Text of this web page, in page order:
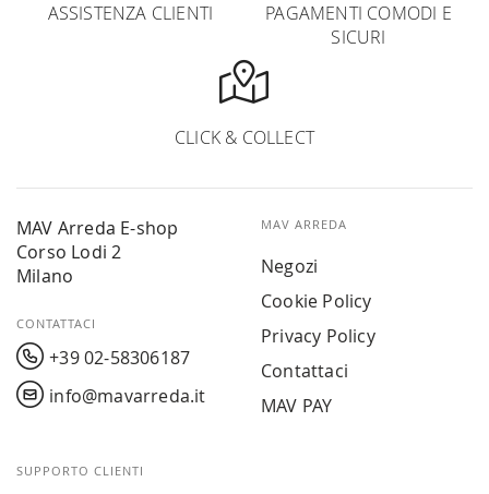
ASSISTENZA CLIENTI
PAGAMENTI COMODI E
SICURI
CLICK & COLLECT
MAV Arreda E-shop
Corso Lodi 2
Milano
CONTATTACI
+39 02-58306187
info@mavarreda.it
MAV ARREDA
Negozi
Cookie Policy
Privacy Policy
Contattaci
MAV PAY
SUPPORTO CLIENTI